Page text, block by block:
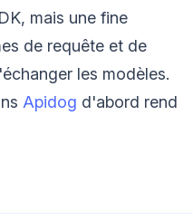
mais une fine
de requête et de
les modèles.
Apidog d'abord rend